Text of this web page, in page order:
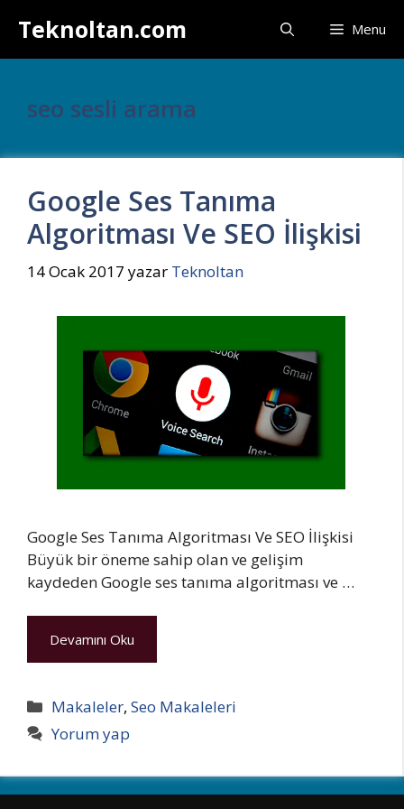
atlaTeknoltan.com Menu
seo sesli arama
Google Ses Tanıma
Algoritması Ve SEO İlişkisi
14 Ocak 2017 yazar Teknoltan
Google Ses Tanıma Algoritması Ve SEO İlişkisi
Büyük bir öneme sahip olan ve gelişim
kaydeden Google ses tanıma algoritması ve …
Devamını Oku
Kategoriler
Makaleler,Seo Makaleleri
Yorum yap